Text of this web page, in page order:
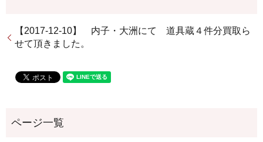
【2017-12-10】 内子・大洲にて 道具蔵４件分買取ら
せて頂きました。